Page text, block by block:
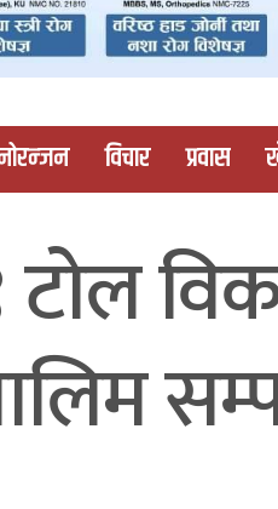
विचार प्रवास